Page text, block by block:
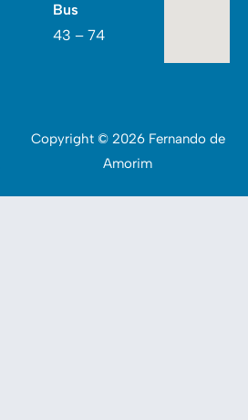
Bus
43 – 74
Copyright © 2026 Fernando de
Amorim